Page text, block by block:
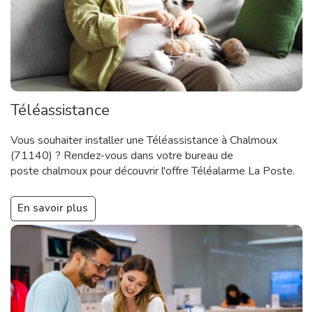
Téléassistance
Vous souhaiter installer une Téléassistance à Chalmoux
(71140) ? Rendez-vous dans votre bureau de
poste chalmoux pour découvrir l'offre Téléalarme La Poste.
En savoir plus